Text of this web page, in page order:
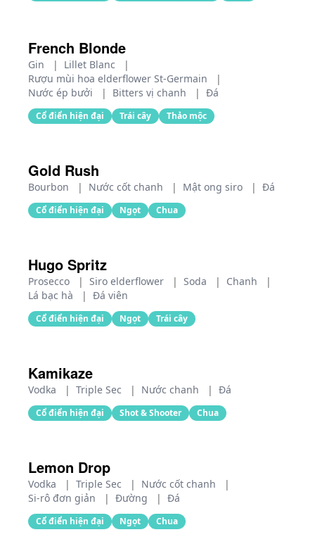
French Blonde
Gin | Lillet Blanc
|
Rượu mùi hoa elderflower St-Germain
|
Nước ép bưởi
| Bitters vị chanh | Đá
Cổ điển hiện đại Trái cây Thảo mộc
Gold Rush
Bourbon | Nước cốt chanh | Mật ong siro | Đá
Cổ điển hiện đại Ngọt Chua
Hugo Spritz
Prosecco | Siro elderflower | Soda | Chanh
|
Lá bạc hà
| Đá viên
Cổ điển hiện đại Ngọt Trái cây
Kamikaze
Vodka | Triple Sec | Nước chanh | Đá
Cổ điển hiện đại Shot & Shooter Chua
Lemon Drop
Vodka | Triple Sec | Nước cốt chanh
|
Si-rô đơn giản
| Đường | Đá
Cổ điển hiện đại Ngọt Chua